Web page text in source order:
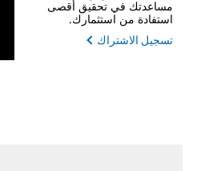
مساعدتك في تحقيق أقصى
استفادة من استثمارك.
تسجيل الاشتراك